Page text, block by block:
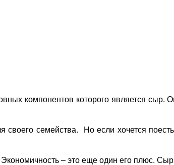
компонентов которого является сыр.
семейства. Но если хочется
– это еще один его плюс.